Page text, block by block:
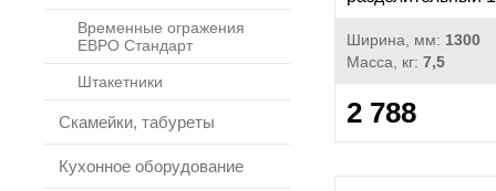
Временные огражения
ЕВРО Стандарт
Штакетники
Скамейки, табуреты
Кухонное оборудование
Ширина, мм: 1300
Масса, кг: 7,5
2 788